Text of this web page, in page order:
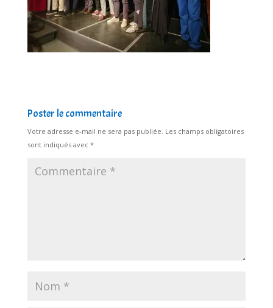
Poster le commentaire
Votre adresse e-mail ne sera pas publiée. Les champs obligatoires
sont indiqués avec *